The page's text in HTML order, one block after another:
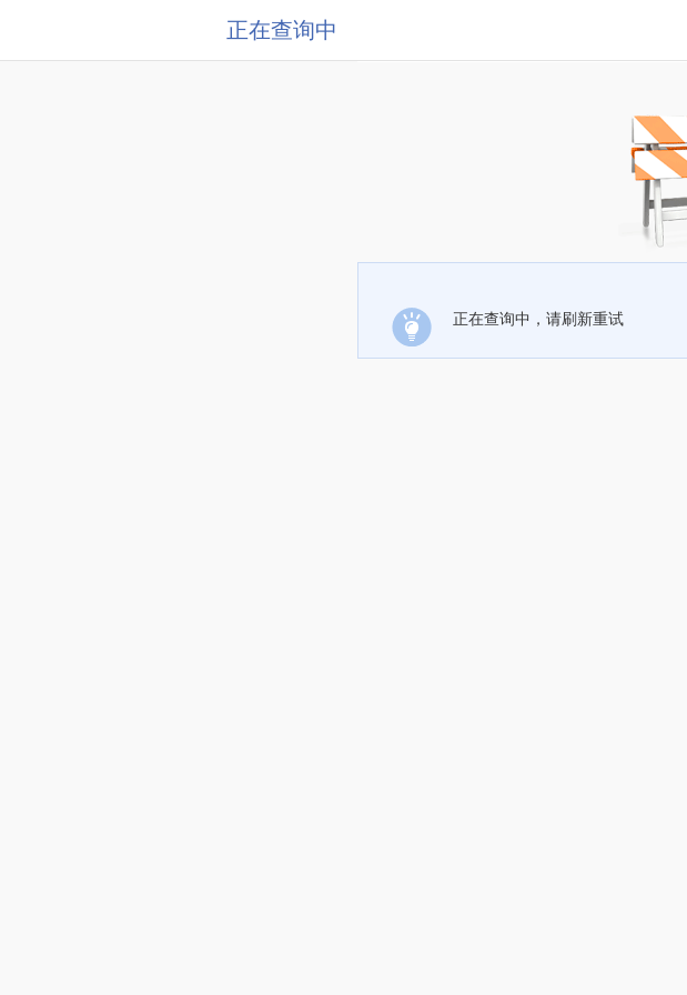
正在查询中
正在查询中，请刷新重试